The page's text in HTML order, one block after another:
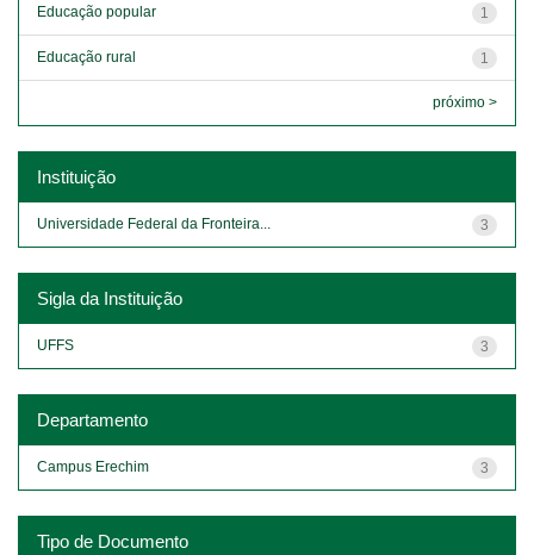
1
Educação popular
1
Educação rural
próximo >
Instituição
3
Universidade Federal da Fronteira...
Sigla da Instituição
3
UFFS
Departamento
3
Campus Erechim
Tipo de Documento